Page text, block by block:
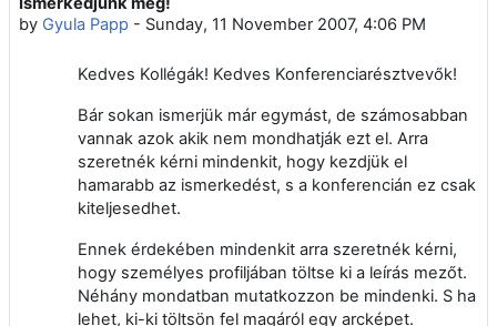
by Gyula Papp - Sunday, 11 November 2007, 4:06 PM
Number of replies: 0
Kedves Kollégák! Kedves Konferenciarésztvevők!
Bár sokan ismerjük már egymást, de számosabban
vannak azok akik nem mondhatják ezt el. Arra
szeretnék kérni mindenkit, hogy kezdjük el
hamarabb az ismerkedést, s a konferencián ez csak
kiteljesedhet.
Ennek érdekében mindenkit arra szeretnék kérni,
hogy személyes profiljában töltse ki a leírás mezőt.
Néhány mondatban mutatkozzon be mindenki. S ha
lehet, ki-ki töltsön fel magáról egy arcképet.